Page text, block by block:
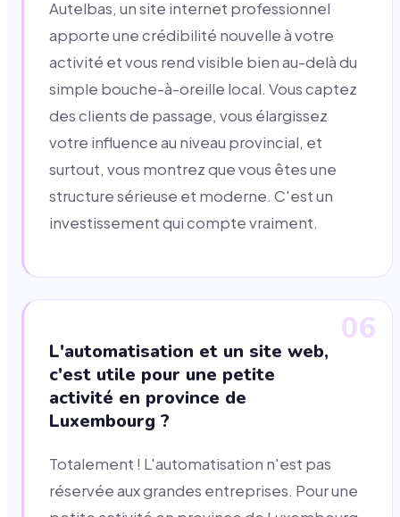
Autelbas, un site internet professionnel
apporte une crédibilité nouvelle à votre
activité et vous rend visible bien au-delà du
simple bouche-à-oreille local. Vous captez
des clients de passage, vous élargissez
votre influence au niveau provincial, et
surtout, vous montrez que vous êtes une
structure sérieuse et moderne. C'est un
investissement qui compte vraiment.
06
L'automatisation et un site web,
c'est utile pour une petite
activité en province de
Luxembourg ?
Totalement ! L'automatisation n'est pas
réservée aux grandes entreprises. Pour une